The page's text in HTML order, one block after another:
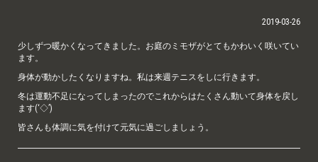
2019-03-26
少しずつ暖かくなってきました。お庭のミモザがとてもかわいく咲いてい
ます。
身体が動かしたくなりますね。私は来週テニスをしに行きます。
冬は運動不足になってしまったのでこれからはたくさん動いて身体を戻し
ます(‘◇’)ゞ
皆さんも体調に気を付けて元気に過ごしましょう。